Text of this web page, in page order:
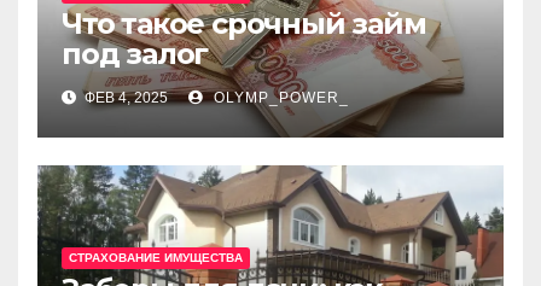
Что такое срочный займ
под залог
ФЕВ 4, 2025 OLYMP_POWER_
СТРАХОВАНИЕ ИМУЩЕСТВА